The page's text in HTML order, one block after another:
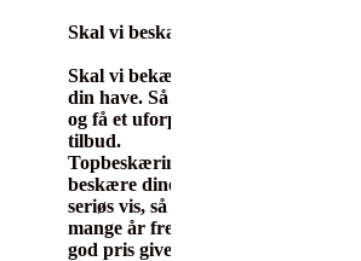
Skal vi beskære træer
Skal vi bekære træer i
din have. Så ring til os
og få et uforpligtende
tilbud.
Topbeskæring.dk
beskære dine træer på
seriøs vis, så de holder
mange år fremefter.
god pris gives.